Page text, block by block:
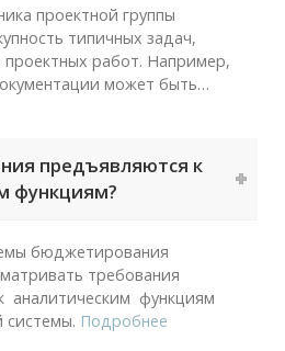
проектной группы
типичных задач,
работ. Например,
может быть…
предъявляются к
функциям?
бюджетирования
требования
аналитическим функциям
системы. Подробнее